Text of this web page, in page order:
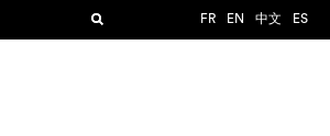
FR EN 中文 ES